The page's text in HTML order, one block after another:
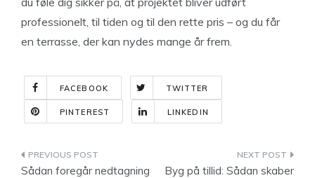
professionelt, til tiden og til den rette pris – og du får
en terrasse, der kan nydes mange år frem.
FACEBOOK TWITTER
PINTEREST LINKEDIN
Indlægsnavigation
Sådan foregår nedtagning
Byg på tillid: Sådan skaber